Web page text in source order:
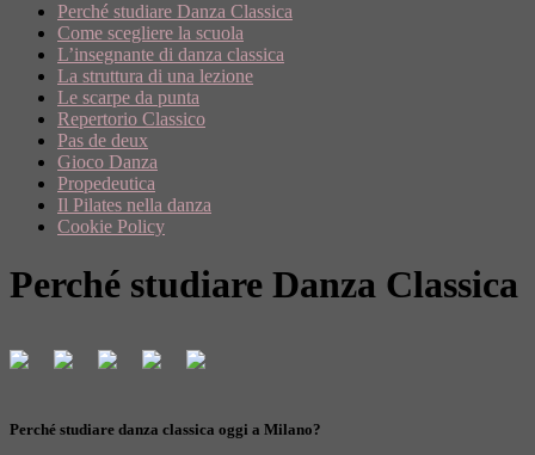
Perché studiare Danza Classica
Come scegliere la scuola
L’insegnante di danza classica
La struttura di una lezione
Le scarpe da punta
Repertorio Classico
Pas de deux
Gioco Danza
Propedeutica
Il Pilates nella danza
Cookie Policy
Perché studiare Danza Classica
Perché studiare danza classica oggi a Milano?